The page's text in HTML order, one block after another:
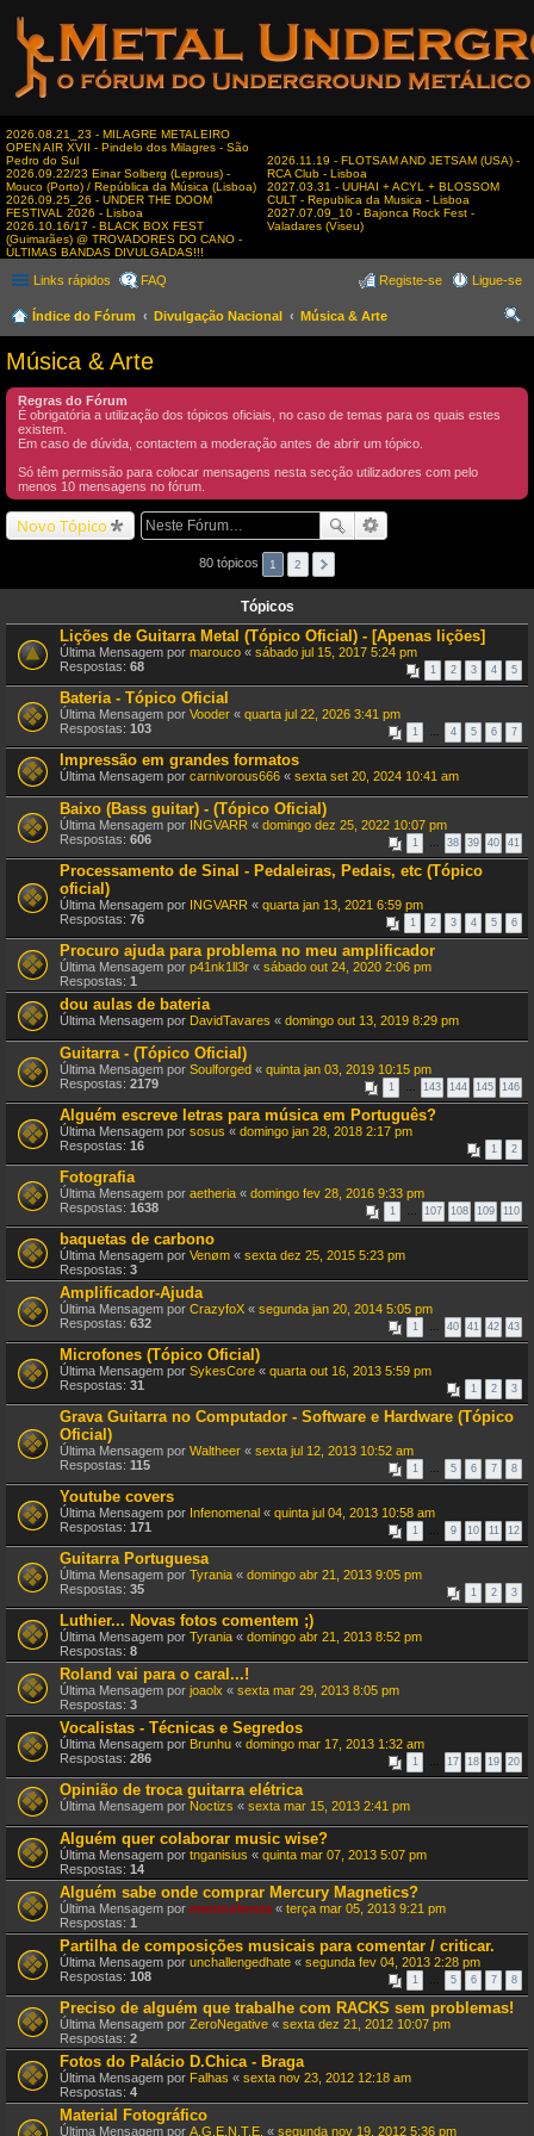
2026.08.21_23 - MILAGRE METALEIRO
OPEN AIR XVII - Pindelo dos Milagres - São
Pedro do Sul
2026.09.22/23 Einar Solberg (Leprous) -
Mouco (Porto) / República da Música (Lisboa)
2026.09.25_26 - UNDER THE DOOM
FESTIVAL 2026 - Lisboa
2026.10.16/17 - BLACK BOX FEST
(Guimarães) @ TROVADORES DO CANO -
ÚLTIMAS BANDAS DIVULGADAS!!!
2026.11.19 - FLOTSAM AND JETSAM (USA) -
RCA Club - Lisboa
2027.03.31 - UUHAI + ACYL + BLOSSOM
CULT - Republica da Musica - Lisboa
2027.07.09_10 - Bajonca Rock Fest -
Valadares (Viseu)
Links rápidos FAQ Ligue-se
Registe-se
Índice do Fórum Divulgação Nacional
Música & Arte
Música & Arte
Regras do Fórum
É obrigatória a utilização dos tópicos oficiais, no caso de temas para os quais estes
existem.
Em caso de dúvida, contactem a moderação antes de abrir um tópico.
Só têm permissão para colocar mensagens nesta secção utilizadores com pelo
menos 10 mensagens no fórum.
Novo Tópico
80 tópicos 1 2
Tópicos
Lições de Guitarra Metal (Tópico Oficial) - [Apenas lições]
Última Mensagem por marouco « sábado jul 15, 2017 5:24 pm
Respostas: 68 1 2 3 4 5
Bateria - Tópico Oficial
Última Mensagem por Vooder « quarta jul 22, 2026 3:41 pm
Respostas: 103 1 … 4 5 6 7
Impressão em grandes formatos
Última Mensagem por carnivorous666 « sexta set 20, 2024 10:41 am
Baixo (Bass guitar) - (Tópico Oficial)
Última Mensagem por INGVARR « domingo dez 25, 2022 10:07 pm
Respostas: 606 1 … 38 39 40 41
Processamento de Sinal - Pedaleiras, Pedais, etc (Tópico
oficial)
Última Mensagem por INGVARR « quarta jan 13, 2021 6:59 pm
Respostas: 76 1 2 3 4 5 6
Procuro ajuda para problema no meu amplificador
Última Mensagem por p41nk1ll3r « sábado out 24, 2020 2:06 pm
Respostas: 1
dou aulas de bateria
Última Mensagem por DavidTavares « domingo out 13, 2019 8:29 pm
Guitarra - (Tópico Oficial)
Última Mensagem por Soulforged « quinta jan 03, 2019 10:15 pm
Respostas: 2179 1 … 143 144 145 146
Alguém escreve letras para música em Português?
Última Mensagem por sosus « domingo jan 28, 2018 2:17 pm
Respostas: 16 1 2
Fotografia
Última Mensagem por aetheria « domingo fev 28, 2016 9:33 pm
Respostas: 1638 1 … 107 108 109 110
baquetas de carbono
Última Mensagem por Venøm « sexta dez 25, 2015 5:23 pm
Respostas: 3
Amplificador-Ajuda
Última Mensagem por CrazyfoX « segunda jan 20, 2014 5:05 pm
Respostas: 632 1 … 40 41 42 43
Microfones (Tópico Oficial)
Última Mensagem por SykesCore « quarta out 16, 2013 5:59 pm
Respostas: 31 1 2 3
Grava Guitarra no Computador - Software e Hardware (Tópico
Oficial)
Última Mensagem por Waltheer « sexta jul 12, 2013 10:52 am
Respostas: 115 1 … 5 6 7 8
Youtube covers
Última Mensagem por Infenomenal « quinta jul 04, 2013 10:58 am
Respostas: 171 1 … 9 10 11 12
Guitarra Portuguesa
Última Mensagem por Tyrania « domingo abr 21, 2013 9:05 pm
Respostas: 35 1 2 3
Luthier... Novas fotos comentem ;)
Última Mensagem por Tyrania « domingo abr 21, 2013 8:52 pm
Respostas: 8
Roland vai para o caral...!
Última Mensagem por joaolx « sexta mar 29, 2013 8:05 pm
Respostas: 3
Vocalistas - Técnicas e Segredos
Última Mensagem por Brunhu « domingo mar 17, 2013 1:32 am
Respostas: 286 1 … 17 18 19 20
Opinião de troca guitarra elétrica
Última Mensagem por Noctizs « sexta mar 15, 2013 2:41 pm
Alguém quer colaborar music wise?
Última Mensagem por tnganisius « quinta mar 07, 2013 5:07 pm
Respostas: 14
Alguém sabe onde comprar Mercury Magnetics?
Última Mensagem por meninobesta « terça mar 05, 2013 9:21 pm
Respostas: 1
Partilha de composições musicais para comentar / criticar.
Última Mensagem por unchallengedhate « segunda fev 04, 2013 2:28 pm
Respostas: 108 1 … 5 6 7 8
Preciso de alguém que trabalhe com RACKS sem problemas!
Última Mensagem por ZeroNegative « sexta dez 21, 2012 10:07 pm
Respostas: 2
Fotos do Palácio D.Chica - Braga
Última Mensagem por Falhas « sexta nov 23, 2012 12:18 am
Respostas: 4
Material Fotográfico
Última Mensagem por A.G.E.N.T.E. « segunda nov 19, 2012 5:36 pm